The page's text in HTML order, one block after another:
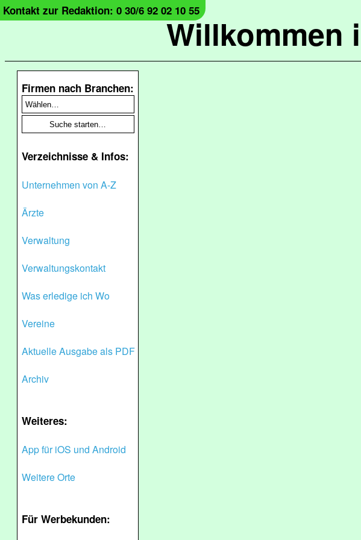
Willkommen
Kontakt zur Redaktion: 0 30/6 92 02 10 55
Firmen nach Branchen:
Verzeichnisse & Infos:
Unternehmen von A-Z
Ärzte
Verwaltung
Verwaltungskontakt
Was erledige ich Wo
Vereine
Aktuelle Ausgabe als PDF
Archiv
Weiteres:
App für iOS und Android
Weitere Orte
Für Werbekunden: